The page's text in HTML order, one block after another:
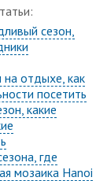
сезон,
на отдыхе, как
посетить
какие
где
мозаика Hanoi